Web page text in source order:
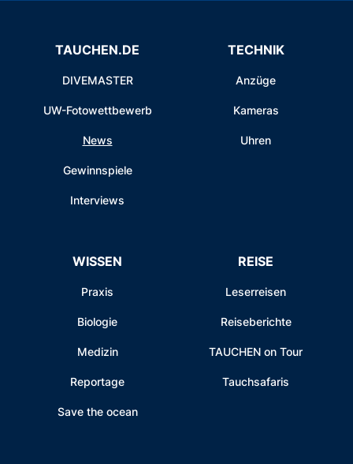
TAUCHEN.DE
DIVEMASTER
UW-Fotowettbewerb
News
Gewinnspiele
Interviews
TECHNIK
Anzüge
Kameras
Uhren
WISSEN
Praxis
Biologie
Medizin
Reportage
Save the ocean
REISE
Leserreisen
Reiseberichte
TAUCHEN on Tour
Tauchsafaris